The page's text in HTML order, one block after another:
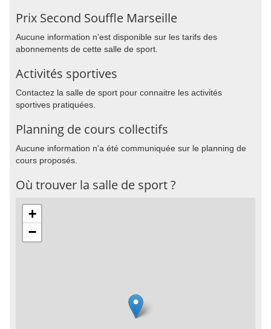
Prix Second Souffle Marseille
Aucune information n'est disponible sur les tarifs des
abonnements de cette salle de sport.
Activités sportives
Contactez la salle de sport pour connaitre les activités
sportives pratiquées.
Planning de cours collectifs
Aucune information n'a été communiquée sur le planning de
cours proposés.
Où trouver la salle de sport ?
+
−